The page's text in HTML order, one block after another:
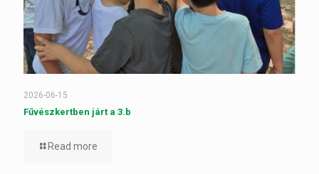
2026-06-15
Fűvészkertben járt a 3.b
Read more